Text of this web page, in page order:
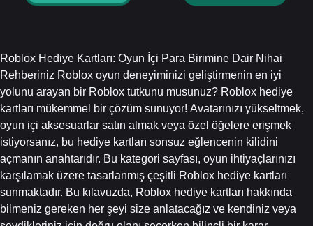
Roblox Hediye Kartları: Oyun İçi Para Birimine Dair Nihai
Rehberiniz Roblox oyun deneyiminizi geliştirmenin en iyi
yolunu arayan bir Roblox tutkunu musunuz? Roblox hediye
kartları mükemmel bir çözüm sunuyor! Avatarınızı yükseltmek,
oyun içi aksesuarlar satın almak veya özel öğelere erişmek
istiyorsanız, bu hediye kartları sonsuz eğlencenin kilidini
açmanın anahtarıdır. Bu kategori sayfası, oyun ihtiyaçlarınızı
karşılamak üzere tasarlanmış çeşitli Roblox hediye kartları
sunmaktadır. Bu kılavuzda, Roblox hediye kartları hakkında
bilmeniz gereken her şeyi size anlatacağız ve kendiniz veya